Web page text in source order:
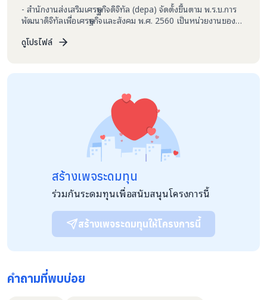
- สำนักงานส่งเสริมเศรษฐกิจดิจิทัล (depa) จัดตั้งขึ้นตาม พ.ร.บ.การ
พัฒนาดิจิทัลเพื่อเศรษฐกิจและสังคม พ.ศ. 2560 เป็นหน่วยงานของรัฐ
ส่งเสริมเศรษฐกิจดิจิทัลให้สอดคล้องกับนโยบายและแผนระดับชาติว่า
การเกี่ยวกับการพัฒนาบุคลากรด้านอุตสาหกรรมและนวัตกรรมดิจิทัล
5. เสนอแนะ เร่งรัด และติดตามการปรับปรุงแก้ไขกฎหมายหรือกฎ
ระเบียบหรือมาตรการเกี่ยวกับการคุ้มครองทรัพย์สินทางปัญญาของ
อุตสาหกรรมหรือนวัตกรรมดิจิทัลต่อหน่วยงานที่เกี่ยวข้อง 6. ปฏิบัติ
หน้าที่อื่นตามที่คณะกรรมการกำกับสำนักงานส่งเสริมเศรษฐกิจดิจิทัล
มอบหมาย หรือตามที่กฎหมายกำหนด - สมาคมผู้ประกอบการพาณิชย์
การไทยให้ใช้พาณิชย์อิเล็กทรอนิกส์ เป็นเครื่องมือเพิ่มประสิทธิภาพ
ในการทำธุรกิจ ช่วยส่งเสริมเศรษฐกิจของประเทศไทย และเกิดการก
ระจายรายได้อย่างทั่วถึง โดยมีภารกิจดังนี้ 1. สร้างความเข้มแข็งให้ผู้
ประกอบการไทยมีความสามารถในการใช้พาณิชย์อิเล็กทรอนิกส์เพื่อ
เพิ่มประสิทธิภาพในการทำธุรกิจ (Empower Thai Online Sellers)
2. ส่งเสริมให้เกิดการแข่งขันอย่างเท่าเทียมกันของผู้ประกอบการค้า
ออนไลน์ออกนอกประเทศให้เติบโตไปสู่ระดับโลก (Drive Cross
Border E-commere Selling to the World)
ดูโปรไฟล์
สร้างเพจระดมทุน
ร่วมกันระดมทุนเพื่อสนับสนุนโครงการนี้
สร้างเพจระดมทุนให้โครงการนี้
คำถามที่พบบ่อย